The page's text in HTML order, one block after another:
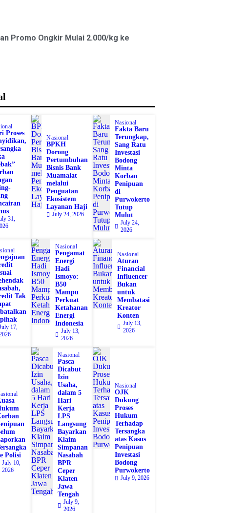
Promo Ongkir Mulai 2.000/kg ke
Proses
31,
Nasional
BPKH
Dorong
Pertumbuhan
Bisnis Bank
Muamalat
melalui
Penguatan
Ekosistem
Layanan Haji
July 24, 2026
Nasional
Fakta Baru
Terungkap,
Sang Ratu
Investasi
Bodong
Minta
Korban
Penipuan
di
Purwokerto
Tutup
Mulut
July 24,
2026
Tak
17,
Nasional
Pengamat
Energi
Hadi
Ismoyo:
B50
Mampu
Perkuat
Ketahanan
Energi
Indonesia
July 13,
2026
Nasional
Aturan
Financial
Influencer
Bukan
untuk
Membatasi
Kreator
Konten
July 13,
2026
Polisi
July 10,
2026
Nasional
Pasca
Dicabut
Izin
Usaha,
dalam 5
Hari
Kerja
LPS
Langsung
Bayarkan
Klaim
Simpanan
Nasabah
BPR
Ceper
Klaten
Jawa
Tengah
July 9,
2026
Nasional
OJK
Dukung
Proses
Hukum
Terhadap
Tersangka
atas Kasus
Penipuan
Investasi
Bodong
Purwokerto
July 9, 2026